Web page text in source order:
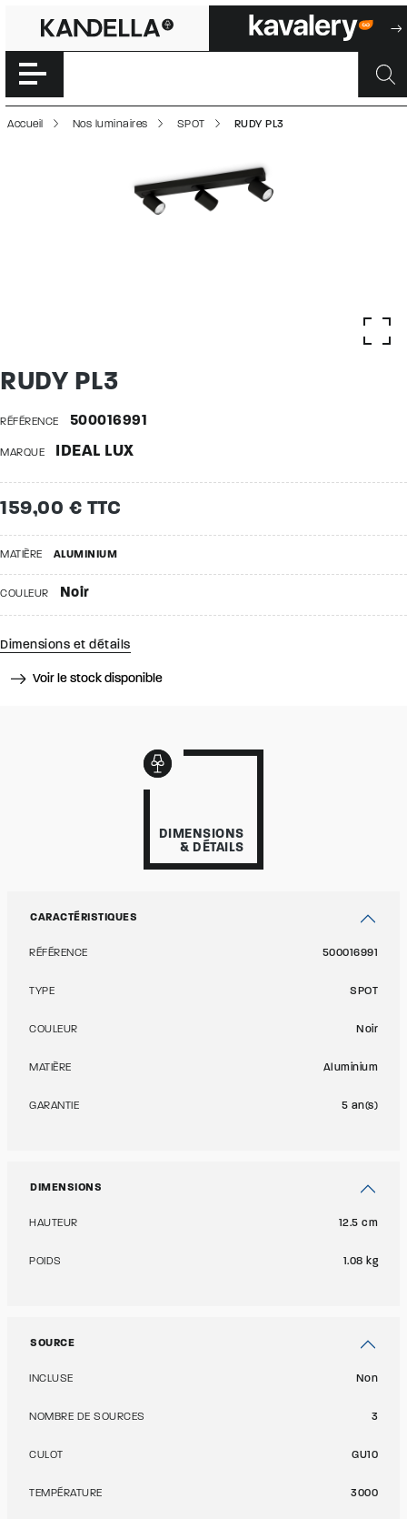
RUDY PL3 |
Accéder directement au contenu de la page
Accueil Nos luminaires SPOT RUDY PL3
RUDY PL3
RÉFÉRENCE 500016991
MARQUE IDEAL LUX
159,00 € TTC
MATIÈRE ALUMINIUM
COULEUR Noir
Dimensions et détails
Voir le stock disponible
DIMENSIONS
& DÉTAILS
CARACTÉRISTIQUES
RÉFÉRENCE 500016991
TYPE SPOT
COULEUR Noir
MATIÈRE Aluminium
GARANTIE 5 an(s)
DIMENSIONS
HAUTEUR 12.5 cm
POIDS 1.08 kg
SOURCE
INCLUSE Non
NOMBRE DE SOURCES 3
CULOT GU10
TEMPÉRATURE 3000